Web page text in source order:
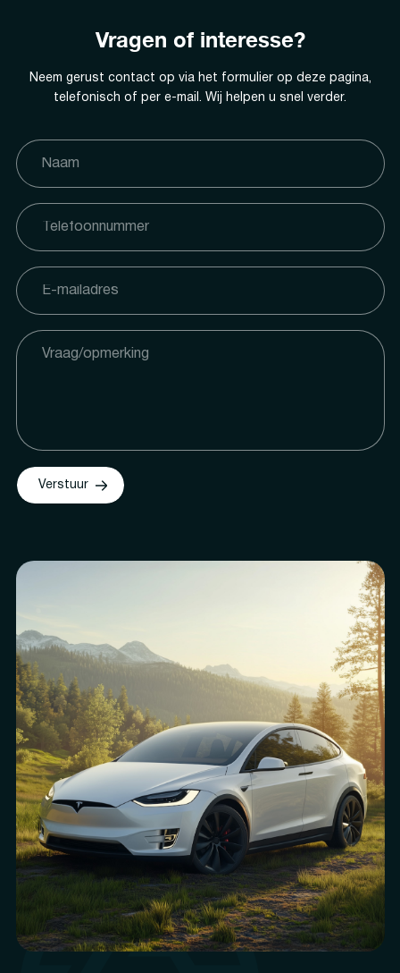
Vragen of interesse?
Neem gerust contact op via het formulier op deze pagina,
telefonisch of per e-mail. Wij helpen u snel verder.
Verstuur